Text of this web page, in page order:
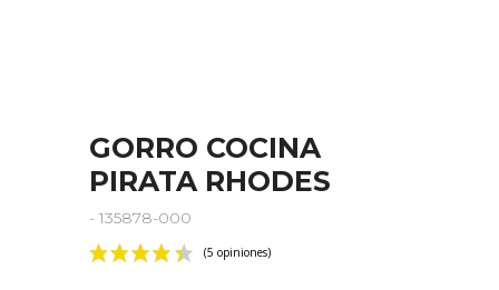
GORRO COCINA
PIRATA RHODES
- 135878-000